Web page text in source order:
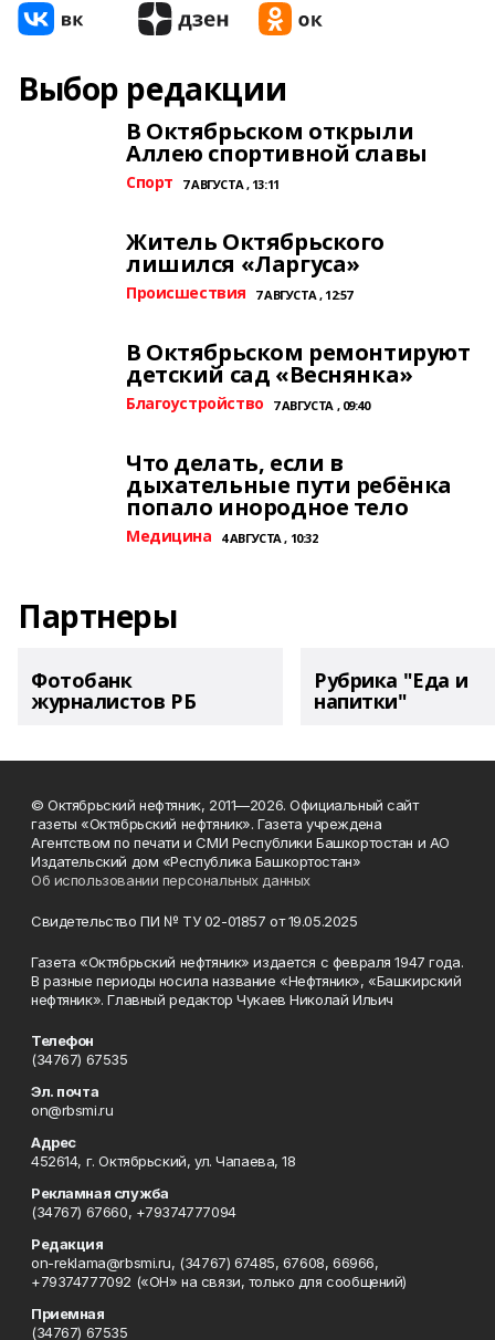
Выбор редакции
В Октябрьском открыли
Аллею спортивной славы
Спорт 7 АВГУСТА , 13:11
Житель Октябрьского
лишился «Ларгуса»
Происшествия 7 АВГУСТА , 12:57
В Октябрьском ремонтируют
детский сад «Веснянка»
Благоустройство 7 АВГУСТА , 09:40
Что делать, если в
дыхательные пути ребёнка
попало инородное тело
Медицина 4 АВГУСТА , 10:32
Партнеры
Фотобанк
журналистов РБ
Рубрика "Еда и
напитки"
© Октябрьский нефтяник, 2011—2026. Официальный сайт
газеты «Октябрьский нефтяник». Газета учреждена
Агентством по печати и СМИ Республики Башкортостан и АО
Издательский дом «Республика Башкортостан»
Об использовании персональных данных
Свидетельство ПИ № ТУ 02-01857 от 19.05.2025
Газета «Октябрьский нефтяник» издается с февраля 1947 года.
В разные периоды носила название «Нефтяник», «Башкирский
нефтяник». Главный редактор Чукаев Николай Ильич
Телефон
(34767) 67535
Эл. почта
on@rbsmi.ru
Адрес
452614, г. Октябрьский, ул. Чапаева, 18
Рекламная служба
(34767) 67660, +79374777094
Редакция
on-reklama@rbsmi.ru, (34767) 67485, 67608, 66966,
+79374777092 («ОН» на связи, только для сообщений)
Приемная
(34767) 67535